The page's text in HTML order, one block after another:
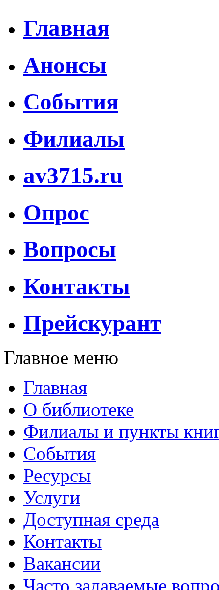
Главная
Анонсы
События
Филиалы
av3715.ru
Опрос
Вопросы
Контакты
Прейскурант
Главное меню
Главная
О библиотеке
Филиалы и пункты
События
Ресурсы
Услуги
Доступная среда
Контакты
Вакансии
Часто задаваемые